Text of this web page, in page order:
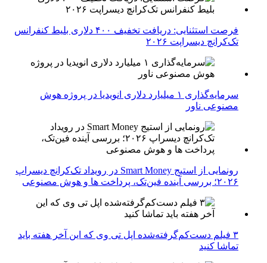
فرصت استثنایی: دریافت تخفیف ۴۰۰ دلاری بلیط کنفرانس
تک‌کرانچ دیسراپت ۲۰۲۶
سرمایه‌گذاری ۱ میلیارد دلاری انویدیا در پروژه هوش
مصنوعی ناور
رونمایی از استیج Smart Money در رویداد تک‌کرانچ دیسراپ
۲۰۲۶؛ بررسی آینده فین‌تک، پرداخت‌ ها و هوش مصنوعی
۳ فیلم دست‌کم‌گرفته‌شده اپل تی وی که این آخر هفته باید
تماشا کنید